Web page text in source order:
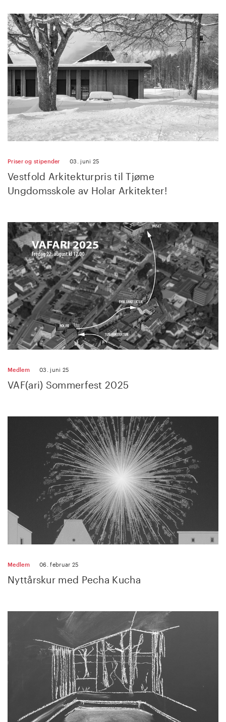
Priser og stipender 03. juni 25
Vestfold Arkitekturpris til Tjøme
Ungdomsskole av Holar Arkitekter!
Medlem 03. juni 25
VAF(ari) Sommerfest 2025
Medlem 06. februar 25
Nyttårskur med Pecha Kucha